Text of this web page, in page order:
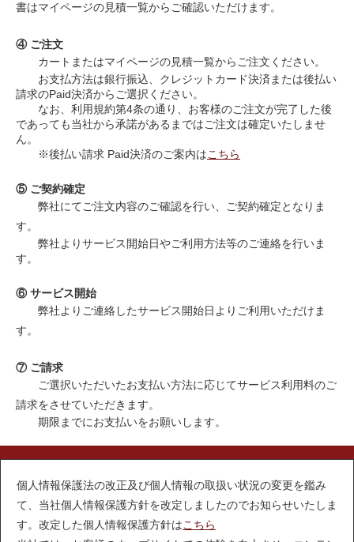
書はマイページの見積一覧からご確認いただけます。
④ ご注文
カートまたはマイページの見積一覧からご注文ください。
お支払方法は銀行振込、クレジットカード決済または後払い
請求のPaid決済からご選択ください。
なお、利用規約第4条の通り、お客様のご注文が完了した後
であっても当社から承諾があるまではご注文は確定いたしませ
ん。
※後払い請求 Paid決済のご案内はこちら
⑤ ご契約確定
弊社にてご注文内容のご確認を行い、ご契約確定となりま
す。
弊社よりサービス開始日やご利用方法等のご連絡を行いま
す。
⑥ サービス開始
弊社よりご連絡したサービス開始日よりご利用いただけま
す。
⑦ ご請求
ご選択いただいたお支払い方法に応じてサービス利用料のご
請求をさせていただきます。
期限までにお支払いをお願いします。
個人情報保護法の改正及び個人情報の取扱い状況の変更を鑑み
て、当社個人情報保護方針を改定しましたのでお知らせいたしま
す。改定した個人情報保護方針はこちら
プライバシーポリシー 特定商取引法に基づく表示